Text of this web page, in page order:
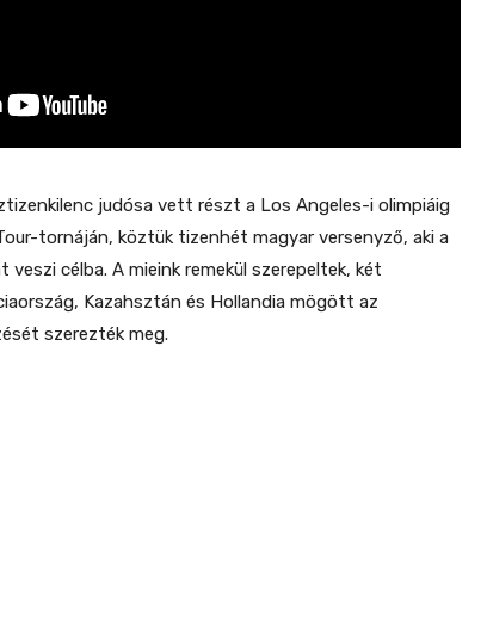
judósa vett részt a Los Angeles-i olimpiáig
tornáján, köztük tizenhét magyar versenyző, aki a
célba. A mieink remekül szerepeltek, két
Kazahsztán és Hollandia mögött az
szerezték meg.